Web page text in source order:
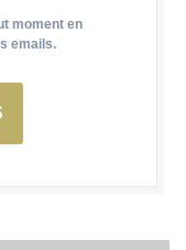
moment en
emails.